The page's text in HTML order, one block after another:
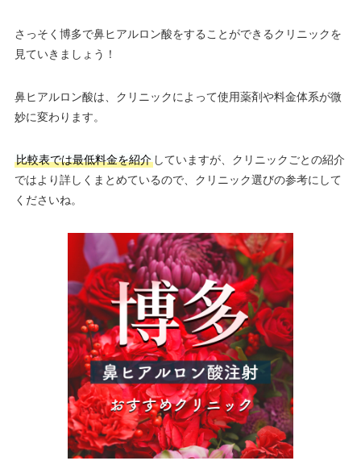
さっそく博多で鼻ヒアルロン酸をすることができるクリニックを
見ていきましょう！
鼻ヒアルロン酸は、クリニックによって使用薬剤や料金体系が微
妙に変わります。
比較表では最低料金を紹介していますが、クリニックごとの紹介
ではより詳しくまとめているので、クリニック選びの参考にして
くださいね。